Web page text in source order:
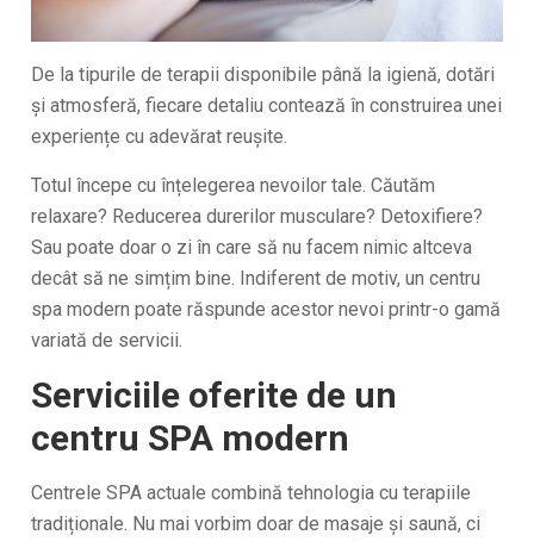
De la tipurile de terapii disponibile până la igienă, dotări
și atmosferă, fiecare detaliu contează în construirea unei
experiențe cu adevărat reușite.
Totul începe cu înțelegerea nevoilor tale. Căutăm
relaxare? Reducerea durerilor musculare? Detoxifiere?
Sau poate doar o zi în care să nu facem nimic altceva
decât să ne simțim bine. Indiferent de motiv, un centru
spa modern poate răspunde acestor nevoi printr-o gamă
variată de servicii.
Serviciile oferite de un
centru SPA modern
Centrele SPA actuale combină tehnologia cu terapiile
tradiționale. Nu mai vorbim doar de masaje și saună, ci